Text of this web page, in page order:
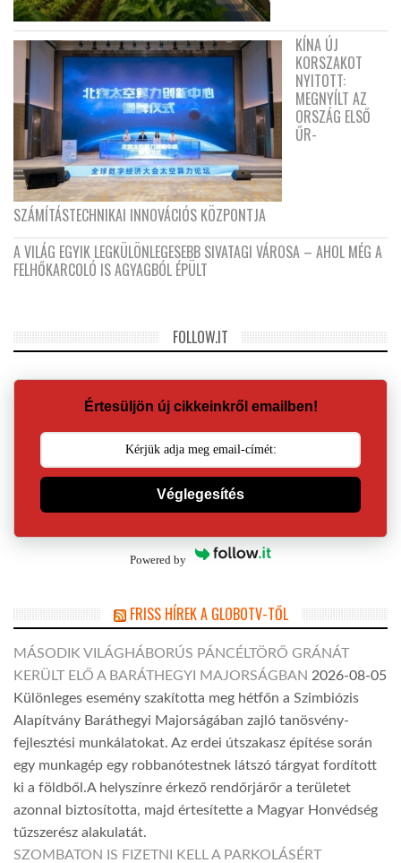
KÍNA ÚJ
KORSZAKOT
NYITOTT:
MEGNYÍLT AZ
ORSZÁG ELSŐ
ŰR-
SZÁMÍTÁSTECHNIKAI INNOVÁCIÓS KÖZPONTJA
A VILÁG EGYIK LEGKÜLÖNLEGESEBB SIVATAGI VÁROSA – AHOL MÉG A
FELHŐKARCOLÓ IS AGYAGBÓL ÉPÜLT
FOLLOW.IT
Értesüljön új cikkeinkről emailben!
Véglegesítés
Powered by
FRISS HÍREK A GLOBOTV-TŐL
MÁSODIK VILÁGHÁBORÚS PÁNCÉLTÖRŐ GRÁNÁT
KERÜLT ELŐ A BARÁTHEGYI MAJORSÁGBAN 2026-08-05
Különleges esemény szakította meg hétfőn a Szimbiózis
Alapítvány Baráthegyi Majorságában zajló tanösvény-
fejlesztési munkálatokat. Az erdei útszakasz építése során
egy munkagép egy robbanótestnek látszó tárgyat fordított
ki a földből.A helyszínre érkező rendőrjárőr a területet
azonnal biztosította, majd értesítette a Magyar Honvédség
tűzszerész alakulatát.
SZOMBATON IS FIZETNI KELL A PARKOLÁSÉRT